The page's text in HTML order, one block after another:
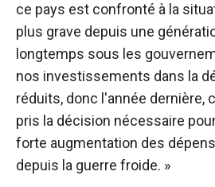
ce pays est confronté à la
plus grave depuis une
longtemps sous les
nos investissements dans la
réduits, donc l'année dernière,
pris la décision nécessaire
forte augmentation des
depuis la guerre froide. »